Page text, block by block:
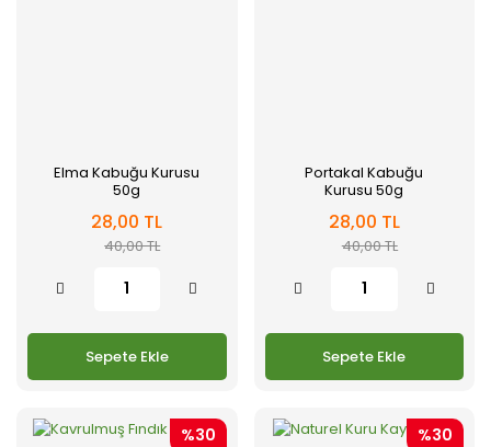
Elma Kabuğu Kurusu
50g
28,00 TL
40,00 TL
Sepete Ekle
Portakal Kabuğu
Kurusu 50g
28,00 TL
40,00 TL
Sepete Ekle
%30 %30